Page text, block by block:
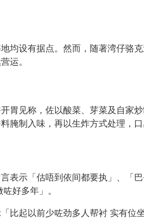
均设有据点。然而，随著湾仔骆
运。
胃见称，佐以酸菜、芽菜及自家炒
腌制入味，再以生炸方式处理，
表示「估唔到依间都要执」、「
好多年」。
比起以前少咗劲多人帮衬 实有位